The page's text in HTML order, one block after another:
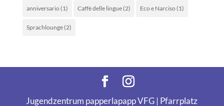
anniversario (1) Caffè delle lingue(2) Eco e Narciso (1)
Sprachlounge(2)
Jugendzentrum papperlapapp VFG | Pfarrplatz